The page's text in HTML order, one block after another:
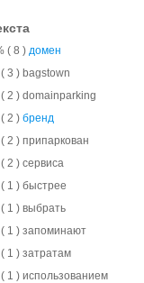
( 8 ) домен
3 ) bagstown
2 ) domainparking
2 ) бренд
2 ) припаркован
2 ) сервиса
1 ) быстрее
1 ) выбрать
1 ) запоминают
1 ) затратам
1 ) использованием